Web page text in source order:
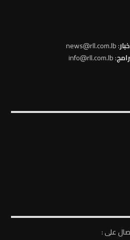
: news@rll.com.lb
: info@rll.com.lb
على :